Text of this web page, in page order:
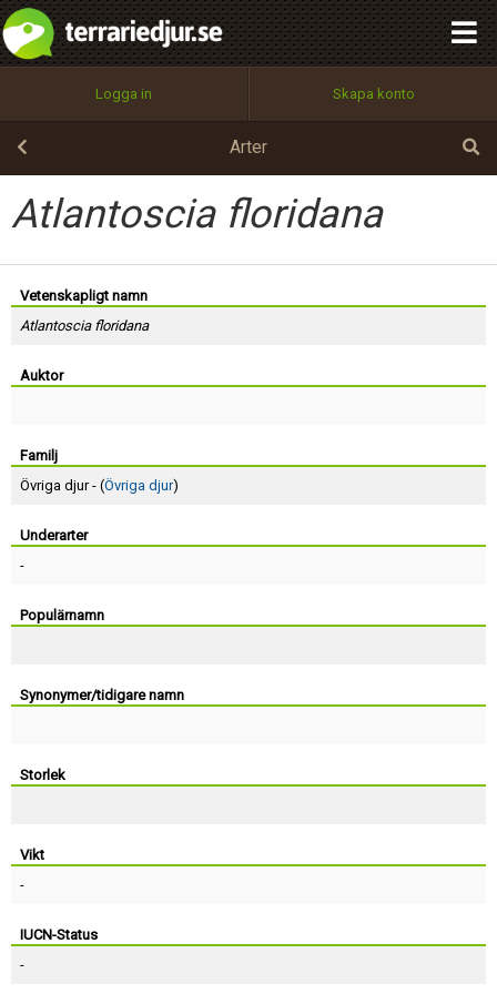
Logga in Skapa konto
Arter
Atlantoscia floridana
Vetenskapligt namn
Atlantoscia floridana
Auktor
Familj
Övriga djur - (Övriga djur)
Underarter
-
Populärnamn
Synonymer/tidigare namn
Storlek
Vikt
-
IUCN-Status
-
Utför
100%
OK
integritetspolicy
Namn:
Epost:
Lösenord:
Terms of Service
Begär nytt lösenord
Tillbaka till förstasidan